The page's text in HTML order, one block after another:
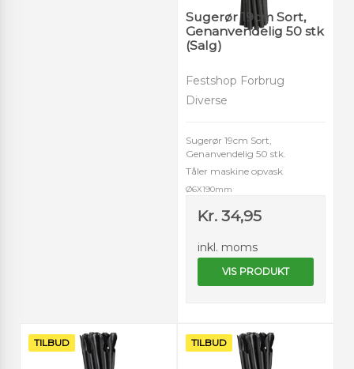
Sugerør 19cm Sort,
Genanvendelig 50 stk
(Salg)
Festshop Forbrug
Diverse
Sugerør 19cm Sort,
Genanvendelig 50 stk.
Tåler maskine opvask
Ø6X190mm
Kr. 34,95
inkl. moms
VIS PRODUKT
TILBUD TILBUD